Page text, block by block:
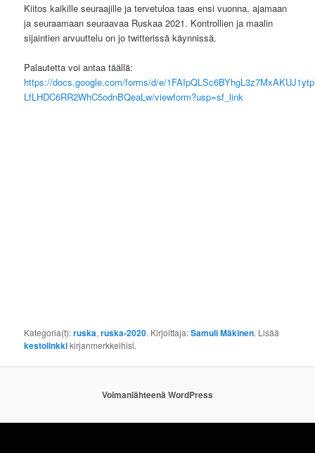
Kiitos kaikille seuraajille ja tervetuloa taas ensi vuonna, ajamaan
ja seuraamaan seuraavaa Ruskaa 2021. Kontrollien ja maalin
sijaintien arvuuttelu on jo twitterissä käynnissä.
Palautetta voi antaa täällä:
https://docs.google.com/forms/d/e/
LfLHDC6RR2WhC5odnBQeaLw/viewform?usp=sf_link
Kategoria(t):ruska,ruska-2020. Kirjoittaja:Samuli Mäkinen. Lisää
kestolinkkikirjanmerkkeihisi.
Voimanlähteenä WordPress